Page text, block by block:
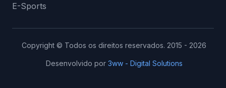
E-Sports
Copyright © Todos os direitos reservados. 2015 - 2026
Desenvolvido por 3ww - Digital Solutions